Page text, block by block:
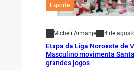
Esporte
Micheli Armanje 4 de
Etapa da Liga Noroeste de
Masculino movimenta
grandes jogos